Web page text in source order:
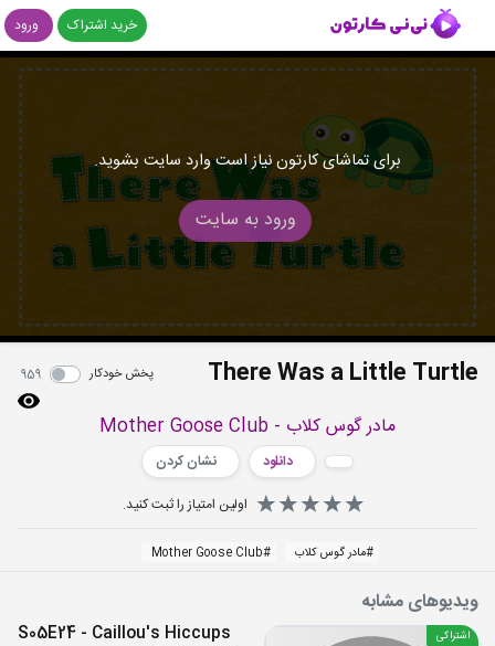
خرید اشتراک ورود
برای تماشای کارتون نیاز است وارد سایت بشوید.
ورود به سایت
There Was a Little Turtle پخش خودکار 959
مادر گوس کلاب - Mother Goose Club
دانلود
نشان کردن
اولین امتیاز را ثبت کنید.
#مادر گوس کلاب #
Mother Goose Club
ویدیوهای مشابه
اشتراکی S05E24 - Caillou's Hiccups